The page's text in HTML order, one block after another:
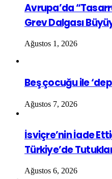
Avrupa’da
Grev Dalgası
Ağustos 1, 2026
Beş çocuğu ile
Ağustos 7, 2026
İsviçre’nin İade
Türkiye’de
Ağustos 6, 2026